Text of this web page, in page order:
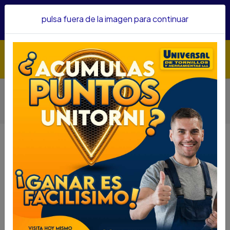
confianza&nbsp;Recibe un KIT PARRILLERO por compras
Inicio Herramientas
Herramienta Eléctrica
Motobombas Y Electrobombas
ELECTROBOMBA PERIFERICA AQUAPAK 1HP 127V C/INSER
AP-10XB-1127
ELECTROBOMBA PERIFERICA
AQUAPAK 1HP 127V C/INSER AP-
10XB-1127
DESCRIPCIÓN
ELECTROBOMBA PERIFERICA AQUAPAK 1HP 127V
C/INSER AP-10XB-1127
pulsa fuera de la imagen para continuar